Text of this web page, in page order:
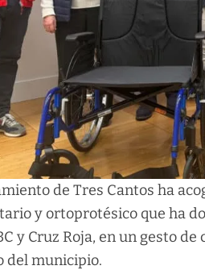
de Tres Cantos ha
y ortoprotésico que ha
y Cruz Roja, en un gesto
del municipio.